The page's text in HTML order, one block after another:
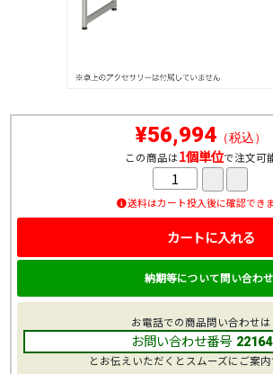
¥56,994 （税込）
この商品は1個単位で注文可
送料はカート投入後に確認でき
カートに入れる
納期等について問い合わせ
お電話での商品問い合わせは
お問い合わせ番号 22164
とお伝えいただくとスムーズにご案